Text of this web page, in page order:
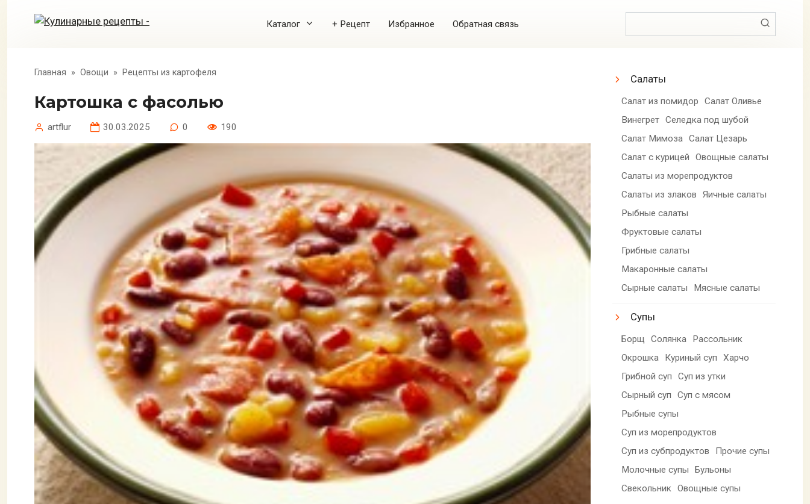
Каталог + Рецепт Избранное Обратная связь
Главная » Овощи » Рецепты из картофеля
Картошка с фасолью
artflur 30.03.2025 0 190
Салаты
Салат из помидор
Салат Оливье
Винегрет Селедка под шубой
Салат Мимоза Салат Цезарь
Салат с курицей
Овощные салаты
Салаты из морепродуктов
Салаты из злаков
Яичные салаты
Рыбные салаты
Фруктовые салаты
Грибные салаты
Макаронные салаты
Сырные салаты
Мясные салаты
Супы
Борщ Солянка
Рассольник
Окрошка
Куриный суп
Харчо
Грибной суп
Суп из утки
Сырный суп
Суп с мясом
Рыбные супы
Суп из морепродуктов
Суп из субпродуктов
Прочие супы
Молочные супы
Бульоны
Свекольник Овощные супы